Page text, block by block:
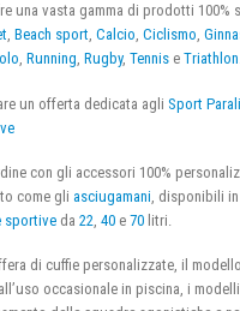
una vasta gamma di prodotti 100%
, Beach sport, Calcio, Ciclismo,
, Running, Rugby, Tennis e Triathlon
un offerta dedicata agli Sport
con gli accessori 100%
come gli asciugamani , disponibili
sportive da 22 40 e 70 litri.
di cuffie personalizzate, il
occasionale in piscina, i